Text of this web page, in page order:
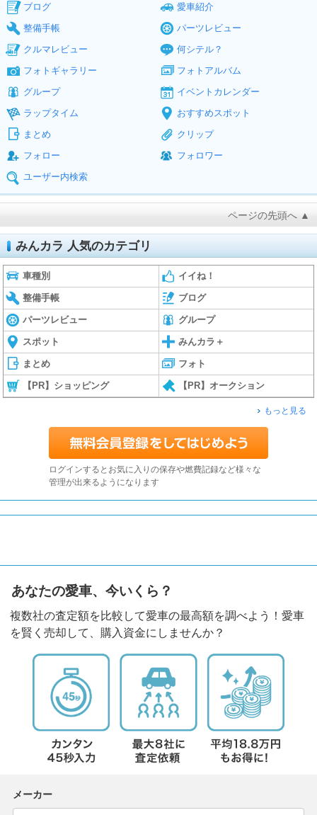
ブログ
愛車紹介
整備手帳
パーツレビュー
クルマレビュー
何シテル？
フォトギャラリー
フォトアルバム
グループ
イベントカレンダー
ラップタイム
おすすめスポット
まとめ
クリップ
フォロー
フォロワー
ユーザー内検索
ページの先頭へ ▲
みんカラ 人気のカテゴリ
車種別 イイね！
整備手帳 ブログ
パーツレビュー グループ
スポット みんカラ＋
まとめ フォト
【PR】ショッピング 【PR】オークション
もっと見る
ログインするとお気に入りの保存や燃費記録など様々な
管理が出来るようになります
あなたの愛車、今いくら？
複数社の査定額を比較して愛車の最高額を調べよう！愛車
を賢く売却して、購入資金にしませんか？
メーカー